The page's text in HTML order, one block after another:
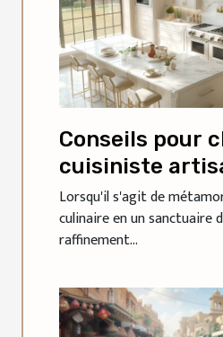
Conseils pour
cuisiniste
une
Lorsqu'il s'agit de
culinaire en un sanctuaire
raffinement...